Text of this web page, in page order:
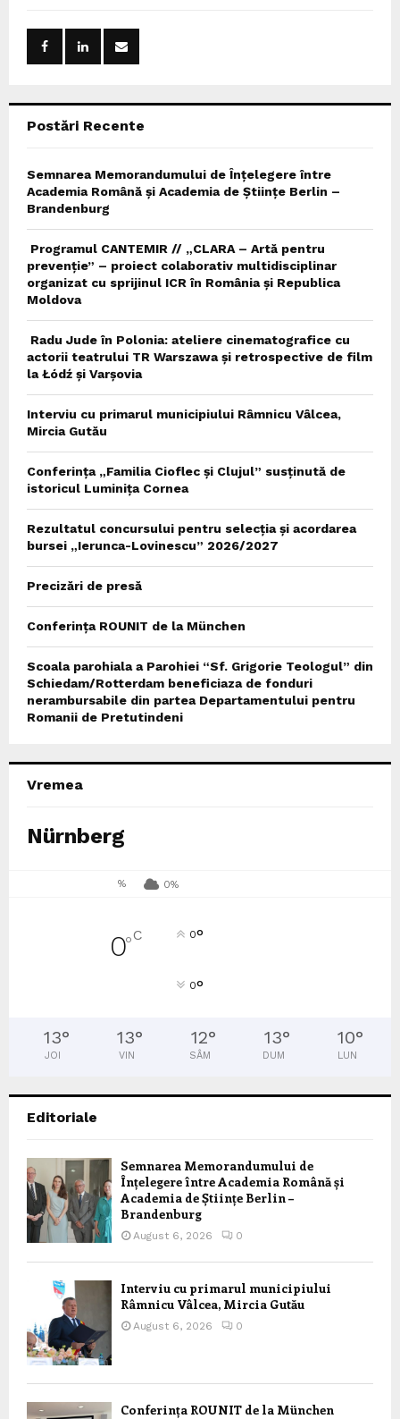
o
Postări Recente
Semnarea Memorandumului de Înțelegere între
Academia Română și Academia de Științe Berlin –
Brandenburg
Programul CANTEMIR // „CLARA – Artă pentru
prevenție” – proiect colaborativ multidisciplinar
organizat cu sprijinul ICR în România și Republica
Moldova
Radu Jude în Polonia: ateliere cinematografice cu
actorii teatrului TR Warszawa și retrospective de film
la Łódź și Varșovia
Interviu cu primarul municipiului Râmnicu Vâlcea,
Mircia Gutău
Conferința „Familia Cioflec și Clujul” susținută de
istoricul Luminița Cornea
Rezultatul concursului pentru selecția și acordarea
bursei „Ierunca-Lovinescu” 2026/2027
Precizări de presă
Conferința ROUNIT de la München
Scoala parohiala a Parohiei “Sf. Grigorie Teologul” din
Schiedam/Rotterdam beneficiaza de fonduri
nerambursabile din partea Departamentului pentru
Romanii de Pretutindeni
Vremea
Nürnberg
% 0%
0°C 0°
0°
13°
JOI
13°
VIN
12°
SÂM
13°
DUM
10°
LUN
Editoriale
Semnarea Memorandumului de
Înțelegere între Academia Română și
Academia de Științe Berlin –
Brandenburg
August 6, 2026 0
Interviu cu primarul municipiului
Râmnicu Vâlcea, Mircia Gutău
August 6, 2026 0
Conferința ROUNIT de la München